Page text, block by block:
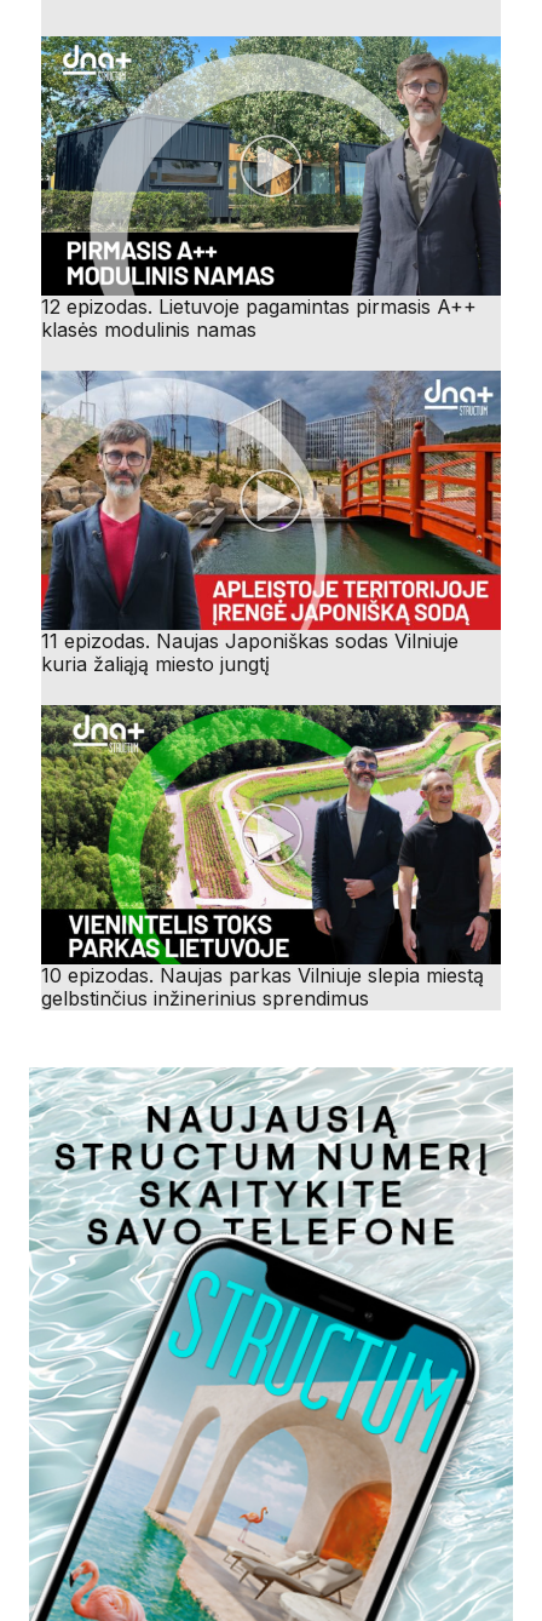
12 epizodas. Lietuvoje pagamintas pirmasis A++
klasės modulinis namas
11 epizodas. Naujas Japoniškas sodas Vilniuje
kuria žaliąją miesto jungtį
10 epizodas. Naujas parkas Vilniuje slepia miestą
gelbstinčius inžinerinius sprendimus